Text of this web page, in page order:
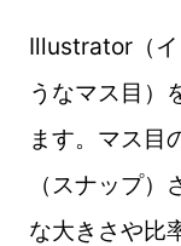
Illustrator（イ
うなマス目）
ます。マス目
（スナップ
な大きさや比